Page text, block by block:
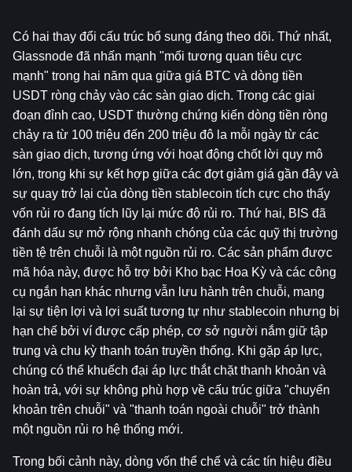
Có hai thay đổi cấu trúc bổ sung đáng theo dõi. Thứ nhất,
Glassnode đã nhấn mạnh "mối tương quan tiêu cực
mạnh" trong hai năm qua giữa giá BTC và dòng tiền
USDT ròng chảy vào các sàn giao dịch. Trong các giai
đoạn đỉnh cao, USDT thường chứng kiến ​​dòng tiền ròng
chảy ra từ 100 triệu đến 200 triệu đô la mỗi ngày từ các
sàn giao dịch, tương ứng với hoạt động chốt lời quy mô
lớn, trong khi sự kết hợp giữa các đợt giảm giá gần đây và
sự quay trở lại của dòng tiền stablecoin tích cực cho thấy
vốn rủi ro đang tích lũy lại mức độ rủi ro. Thứ hai, BIS đã
đánh dấu sự mở rộng nhanh chóng của các quỹ thị trường
tiền tệ trên chuỗi là một nguồn rủi ro. Các sản phẩm được
mã hóa này, được hỗ trợ bởi Kho bạc Hoa Kỳ và các công
cụ ngắn hạn khác nhưng vẫn lưu hành trên chuỗi, mang
lại sự tiện lợi và lợi suất tương tự như stablecoin nhưng bị
hạn chế bởi ví được cấp phép, cơ sở người nắm giữ tập
trung và chu kỳ thanh toán truyền thống. Khi gặp áp lực,
chúng có thể khuếch đại áp lực thắt chặt thanh khoản và
hoàn trả, với sự không phù hợp về cấu trúc giữa "chuyển
khoản trên chuỗi" và "thanh toán ngoài chuỗi" trở thành
một nguồn rủi ro hệ thống mới.
Trong bối cảnh này, dòng vốn thể chế và các tín hiệu điều